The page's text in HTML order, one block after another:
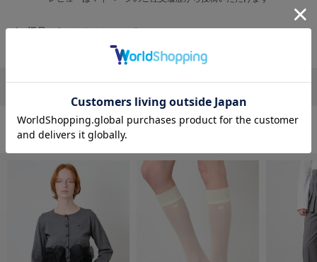
ジェラート ピケ
GELATO PIQUE CAT&DOG
gelato pique Sleep
ジェラート ピケ スリープ
GRAMICCI
グラミチ
返品・キャンセルについて
おすすめ商品